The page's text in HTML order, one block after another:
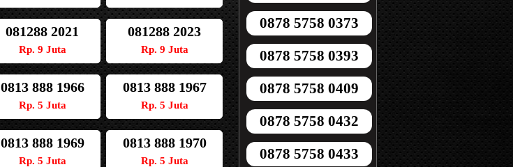
081288 2021
Rp. 9 Juta
081288 2023
Rp. 9 Juta
0813 888 1966
Rp. 5 Juta
0813 888 1967
Rp. 5 Juta
0813 888 1969
Rp. 5 Juta
0813 888 1970
Rp. 5 Juta
0878 5758 0373
0878 5758 0393
0878 5758 0409
0878 5758 0432
0878 5758 0433